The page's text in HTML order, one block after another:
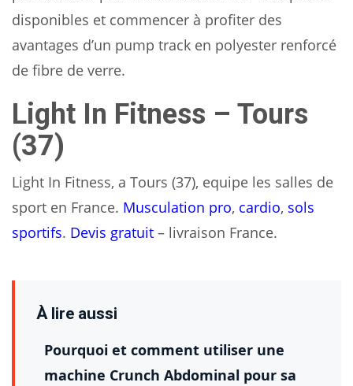
disponibles et commencer à profiter des
avantages d’un pump track en polyester renforcé
de fibre de verre.
Light In Fitness – Tours
(37)
Light In Fitness, a Tours (37), equipe les salles de
sport en France. Musculation pro, cardio, sols
sportifs. Devis gratuit – livraison France.
À lire aussi
Pourquoi et comment utiliser une
machine Crunch Abdominal pour sa